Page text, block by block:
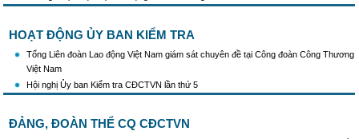
HOẠT ĐỘNG ỦY BAN KIỂM TRA
Tổng Liên đoàn Lao động Việt Nam giám sát chuyên đề tại Công đoàn Công Thương
Việt Nam
Hội nghị Ủy ban Kiểm tra CĐCTVN lần thứ 5
ĐẢNG, ĐOÀN THỂ CQ CĐCTVN